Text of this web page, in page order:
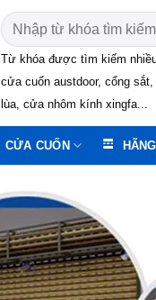
Tìm
kiếm:
Từ khóa được tìm kiếm
cửa cuốn austdoor, cổng
lùa, cửa nhôm kính xingfa...
CỬA CUỐN HÃNG